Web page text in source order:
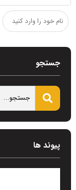
جستجو
پیوند ها